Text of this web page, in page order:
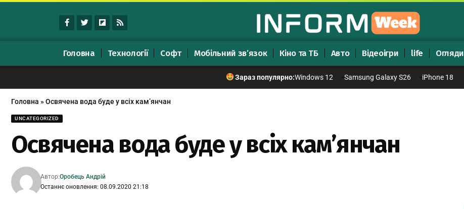
Головна Технології Софт Мобільний зв’язок Кіно та ТБ Авто Відеоігри life Огляди
Зараз популярно:Windows 12 Samsung Galaxy S26 iPhone 18
Головна »Освячена вода буде у всіх кам’янчан
UNCATEGORIZED
Освячена вода буде у всіх кам’янчан
Останнє оновлення: 08.09.2020 21:18
Автор:Оробець Андрій